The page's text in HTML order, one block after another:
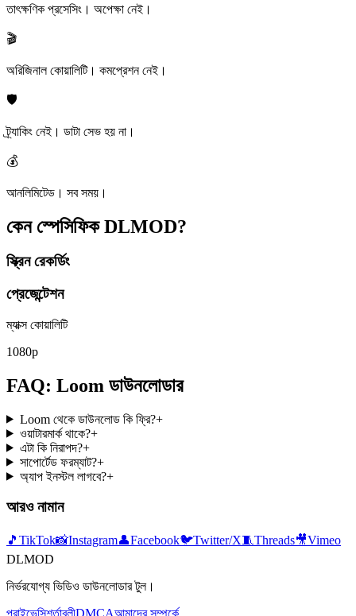
তাৎক্ষণিক প্রসেসিং। অপেক্ষা নেই।
🎬
অরিজিনাল কোয়ালিটি। কমপ্রেশন নেই।
🛡️
ট্র্যাকিং নেই। ডাটা সেভ হয় না।
💰
আনলিমিটেড। সব সময়।
কেন স্পেসিফিক DLMOD?
স্ক্রিন রেকর্ডিং
প্রেজেন্টেশন
ম্যাক্স কোয়ালিটি
1080p
FAQ: Loom ডাউনলোডার
Loom থেকে ডাউনলোড কি ফ্রি?+
ওয়াটারমার্ক থাকে?+
এটা কি নিরাপদ?+
সাপোর্টেড ফরম্যাট?+
অ্যাপ ইনস্টল লাগবে?+
আরও নামান
🎵 TikTok📸Instagram👤Facebook🐦Twitter/X🧵Threads🎥Vimeo
DLMOD
নির্ভরযোগ্য ভিডিও ডাউনলোডার টুল।